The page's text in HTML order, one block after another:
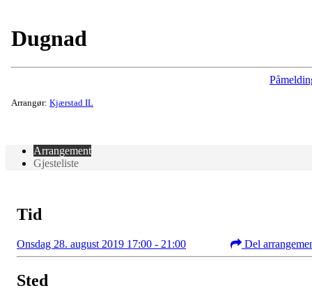
Dugnad
Arrangør: Kjærstad IL
Arrangement
Gjesteliste
Tid
Onsdag 28. august 2019 17:00 - 21:00 Del
Sted